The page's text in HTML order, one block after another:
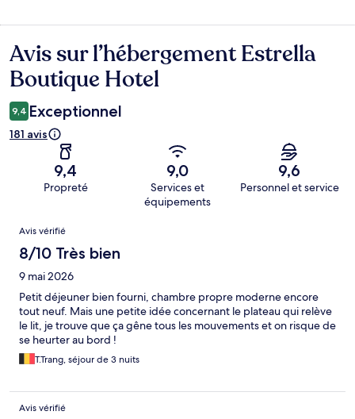
Avis
Avis sur l’hébergement Estrella
Boutique Hotel
9,4 Exceptionnel
181 avis
9,4
Propreté
9,0
Services et
équipements
9,6
Personnel et service
Avis
Avis vérifié
8/10 Très bien
9 mai 2026
Petit déjeuner bien fourni, chambre propre moderne encore
tout neuf. Mais une petite idée concernant le plateau qui relève
le lit, je trouve que ça gêne tous les mouvements et on risque de
se heurter au bord !
T.Trang, séjour de 3 nuits
Avis vérifié